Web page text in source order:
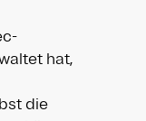
hat,
die